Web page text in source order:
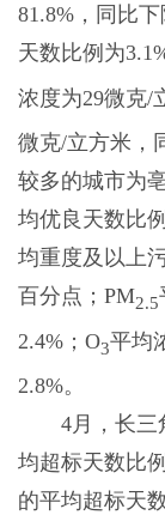
81.8%，同比
天数比例为
浓度为29微克/
微克/立方米，
较多的城市为
均优良天数比
均重度及以上
百分点；PM2.5
2.4%；O3平均
2.8%。
4月，长三角
均超标天数比
的平均超标天